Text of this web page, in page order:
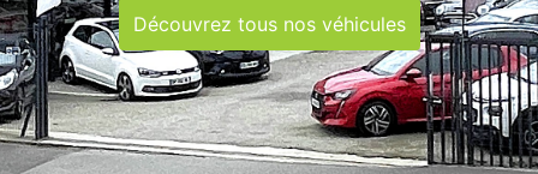
Découvrez tous nos véhicules